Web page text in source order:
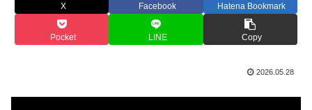
X Facebook Hatena Bookmark
Pocket LINE Copy
2026.05.28